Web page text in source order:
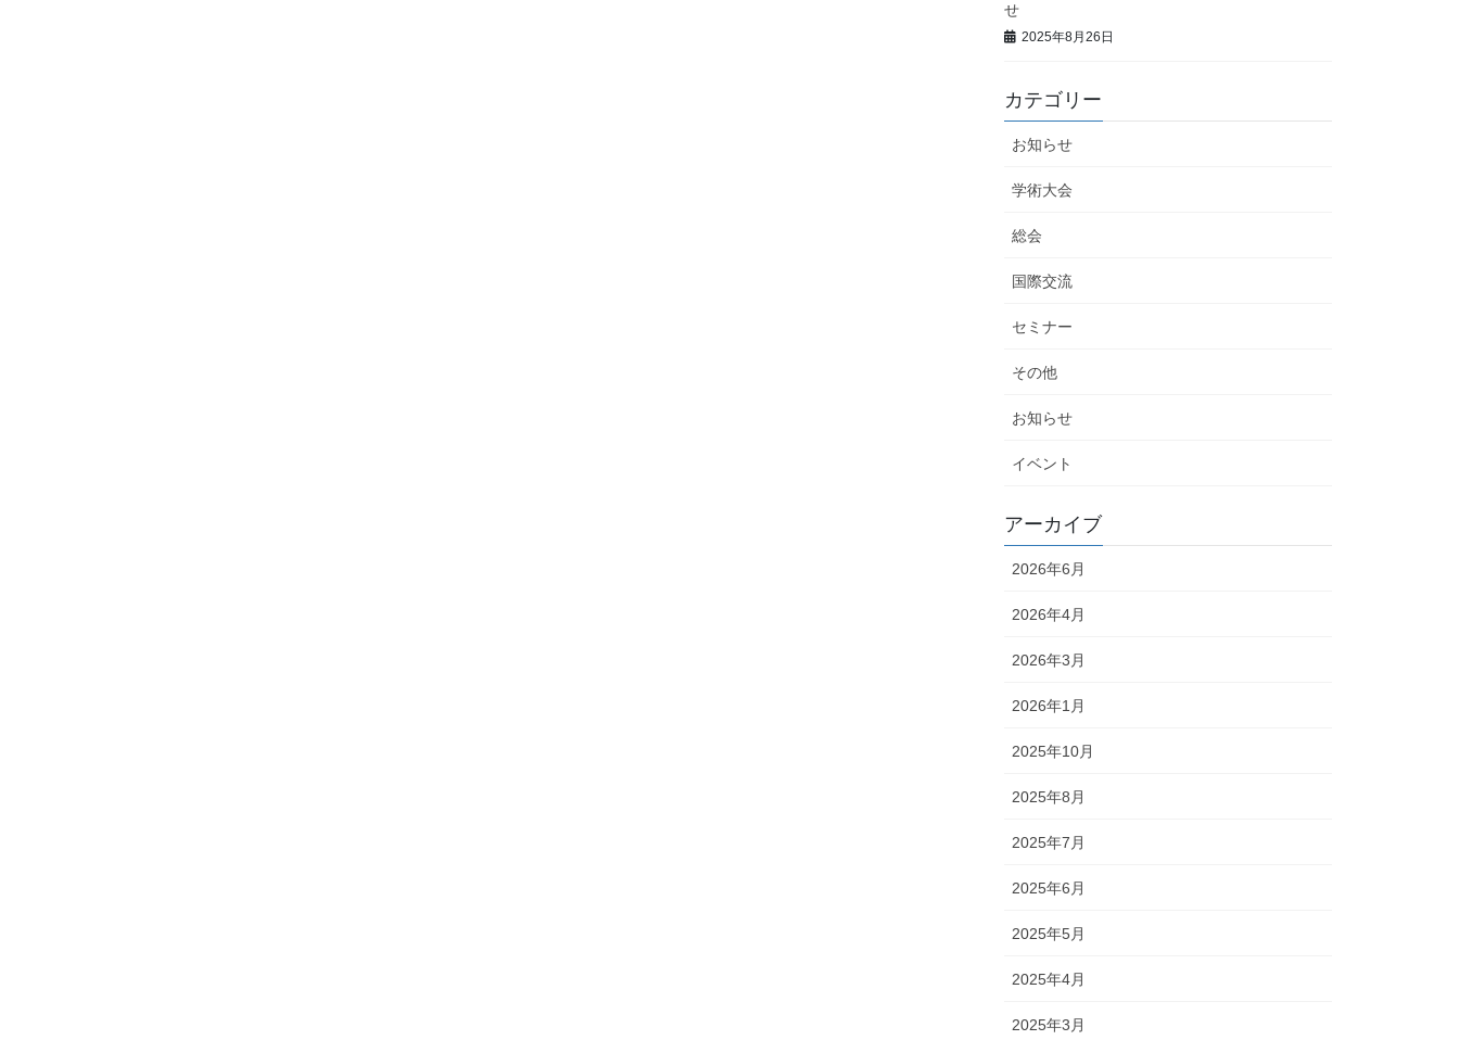
せ
2025年8月26日
カテゴリー
お知らせ
学術大会
総会
国際交流
セミナー
その他
お知らせ
イベント
アーカイブ
2026年6月
2026年4月
2026年3月
2026年1月
2025年10月
2025年8月
2025年7月
2025年6月
2025年5月
2025年4月
2025年3月